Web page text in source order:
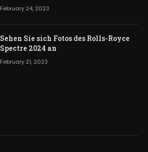
February 24, 2023
Sehen Sie sich Fotos des Rolls-Royce
Spectre 2024 an
February 21, 2023